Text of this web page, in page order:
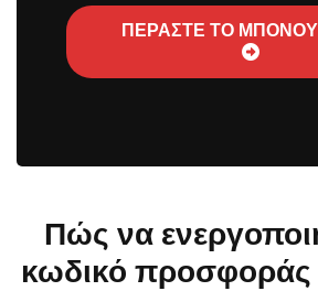
ΠΕΡΑΣΤΕ ΤΟ
Πώς να
κωδικό προσφοράς